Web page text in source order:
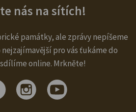
nás na sítích!
památky, ale zprávy nepíšeme
pro vás ťukáme do
online. Mrkněte!